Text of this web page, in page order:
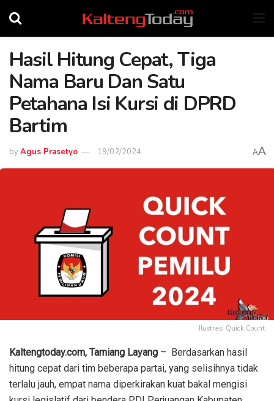
Hasil Hitung Cepat, Tiga
Nama Baru Dan Satu
Petahana Isi Kursi di DPRD
Bartim
byAgus Prasetyo 19/02/2024 AA
Ilustrasi Quick Count
Kaltengtoday.com, Tamiang Layang – Berdasarkan hasil
hitung cepat dari tim beberapa partai, yang selisihnya tidak
terlalu jauh, empat nama diperkirakan kuat bakal mengisi